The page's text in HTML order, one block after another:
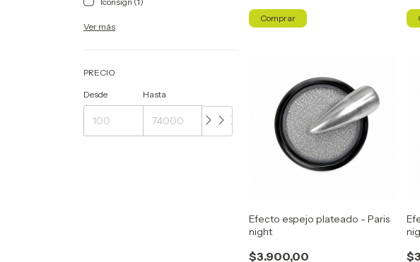
Ver más
PRECIO
Desde Hasta
Efecto espejo plateado - Paris
night
$3.900,00